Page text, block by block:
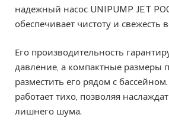
надежный насос UNIPUMP JET
обеспечивает чистоту и свежесть
Его производительность
давление, а компактные размеры
разместить его рядом с
работает тихо, позволяя
лишнего шума.